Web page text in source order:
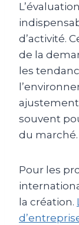
d’activité.
de la
les
souvent
du marché.
Pour les
la création.